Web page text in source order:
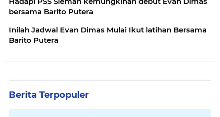
bersama Barito Putera
Inilah Jadwal Evan Dimas Mulai Ikut latihan Bersama
Barito Putera
Berita Terpopuler